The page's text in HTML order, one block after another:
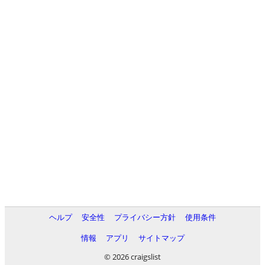
ヘルプ 安全性 プライバシー方針
使用条件
情報
アプリ
サイトマップ
© 2026 craigslist